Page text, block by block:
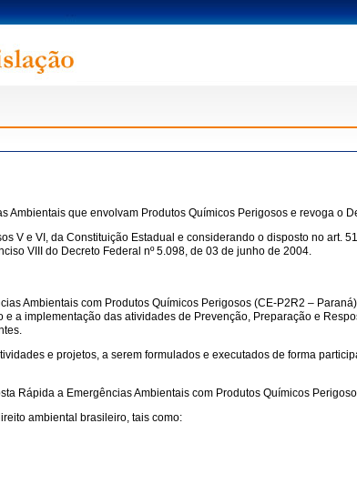
que envolvam Produtos Químicos Perigosos e revoga o
V e VI, da Constituição Estadual e considerando o disposto no art.
VIII do Decreto Federal nº 5.098, de 03 de junho de 2004.
Ambientais com Produtos Químicos Perigosos (CE-P2R2 –
a implementação das atividades de Prevenção, Preparação e
e projetos, a serem formulados e executados de forma
Rápida a Emergências Ambientais com Produtos Químicos
ambiental brasileiro, tais como: